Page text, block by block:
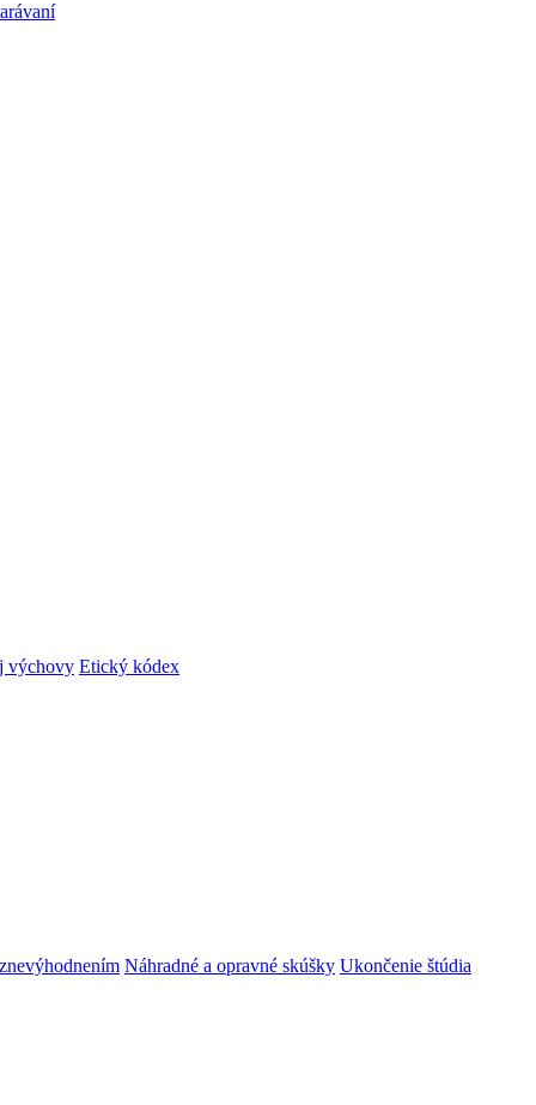
výchovy Etický kódex
Náhradné a opravné skúšky Ukončenie štúdia